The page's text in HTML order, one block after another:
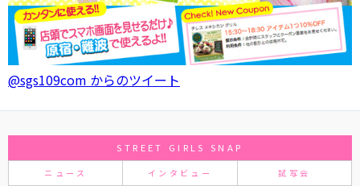
@sgs109com からのツイート
STREET GIRLS SNAP
ニュース インタビュー 試写会